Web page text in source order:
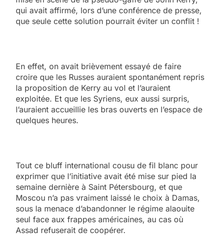
qui avait affirmé, lors d’une conférence de presse,
que seule cette solution pourrait éviter un conflit !
En effet, on avait brièvement essayé de faire
croire que les Russes auraient spontanément repris
la proposition de Kerry au vol et l’auraient
exploitée. Et que les Syriens, eux aussi surpris,
l’auraient accueillie les bras ouverts en l’espace de
quelques heures.
Tout ce bluff international cousu de fil blanc pour
exprimer que l’initiative avait été mise sur pied la
semaine dernière à Saint Pétersbourg, et que
Moscou n’a pas vraiment laissé le choix à Damas,
sous la menace d’abandonner le régime alaouite
seul face aux frappes américaines, au cas où
Assad refuserait de coopérer.